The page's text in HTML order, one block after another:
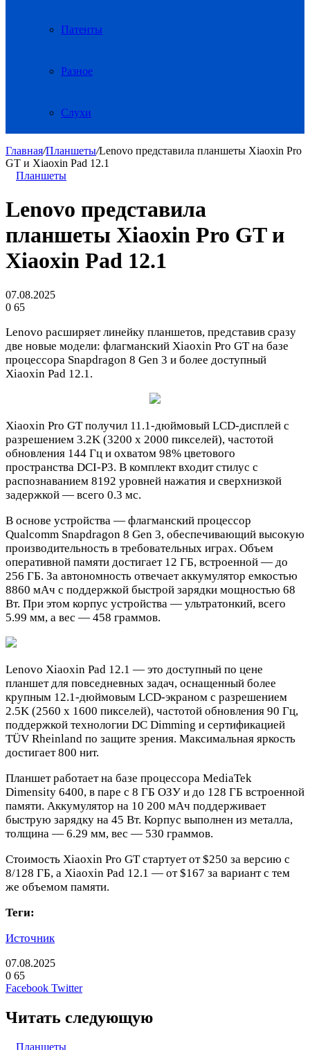
Патенты
Разное
Слухи
Главная/Планшеты/Lenovo представила планшеты Xiaoxin Pro
GT и Xiaoxin Pad 12.1
Планшеты
Lenovo представила
планшеты Xiaoxin Pro GT и
Xiaoxin Pad 12.1
07.08.2025
0 65
Lenovo расширяет линейку планшетов, представив сразу
две новые модели: флагманский Xiaoxin Pro GT на базе
процессора Snapdragon 8 Gen 3 и более доступный
Xiaoxin Pad 12.1.
Xiaoxin Pro GT получил 11.1-дюймовый LCD-дисплей с
разрешением 3.2K (3200 х 2000 пикселей), частотой
обновления 144 Гц и охватом 98% цветового
пространства DCI-P3. В комплект входит стилус с
распознаванием 8192 уровней нажатия и сверхнизкой
задержкой — всего 0.3 мс.
В основе устройства — флагманский процессор
Qualcomm Snapdragon 8 Gen 3, обеспечивающий высокую
производительность в требовательных играх. Объем
оперативной памяти достигает 12 ГБ, встроенной — до
256 ГБ. За автономность отвечает аккумулятор емкостью
8860 мАч с поддержкой быстрой зарядки мощностью 68
Вт. При этом корпус устройства — ультратонкий, всего
5.99 мм, а вес — 458 граммов.
Lenovo Xiaoxin Pad 12.1 — это доступный по цене
планшет для повседневных задач, оснащенный более
крупным 12.1-дюймовым LCD-экраном с разрешением
2.5K (2560 х 1600 пикселей), частотой обновления 90 Гц,
поддержкой технологии DC Dimming и сертификацией
TÜV Rheinland по защите зрения. Максимальная яркость
достигает 800 нит.
Планшет работает на базе процессора MediaTek
Dimensity 6400, в паре с 8 ГБ ОЗУ и до 128 ГБ встроенной
памяти. Аккумулятор на 10 200 мАч поддерживает
быструю зарядку на 45 Вт. Корпус выполнен из металла,
толщина — 6.29 мм, вес — 530 граммов.
Стоимость Xiaoxin Pro GT стартует от $250 за версию с
8/128 ГБ, а Xiaoxin Pad 12.1 — от $167 за вариант с тем
же объемом памяти.
Теги:
Источник
07.08.2025
0 65
Facebook TwitterLinkedIn
Pinterest
Вконтакте
Одноклассники
Skype
WhatsApp
Telegram
Viber
Читать следующую
Планшеты